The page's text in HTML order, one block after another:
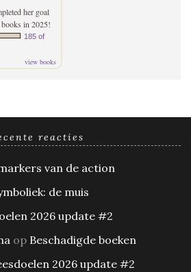
her goal
in 2025!
185 of
view books
reacties
van de action
de muis
2026 update #2
op Beschadigde boeken
2026 update #2